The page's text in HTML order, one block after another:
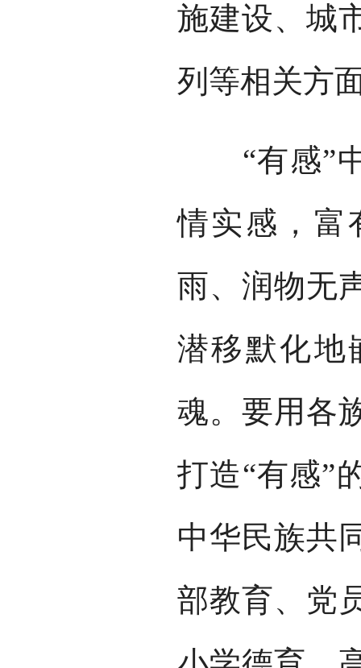
施建设、城
列等相关方
“有感”中
情实感，富
雨、润物无
潜移默化地
魂。要用各
打造“有感”
中华民族共
部教育、党